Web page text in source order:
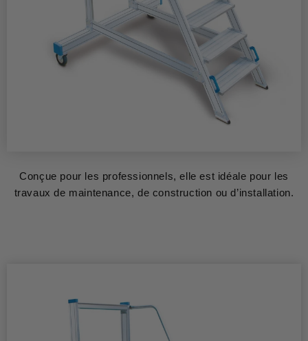
Conçue pour les professionnels, elle est idéale pour les
travaux de maintenance, de construction ou d’installation.